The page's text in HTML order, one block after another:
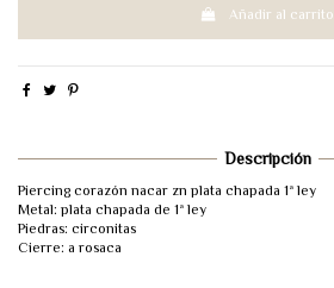
Añadir al carrito
Descripción
Piercing corazón nacar zn plata chapada 1ª ley
Metal: plata chapada de 1ª ley
Piedras: circonitas
Cierre: a rosaca